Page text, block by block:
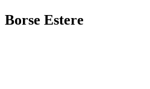
Borse Estere